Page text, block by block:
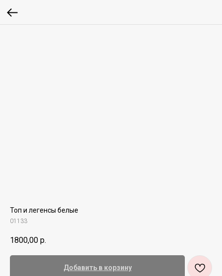
Топ и легенсы белые
01133
1800,00 р.
Добавить в корзину